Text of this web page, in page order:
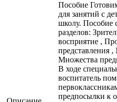
Пособие
для занятий с
школу. Пособие
разделов:
восприятие ,
представления
Множества
В ходе
воспитатель
предпосылки к